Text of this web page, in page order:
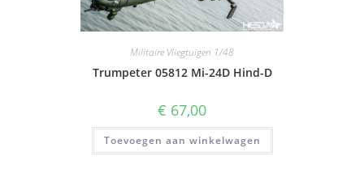
Militaire Vliegtuigen 1/48
Trumpeter 05812 Mi-24D Hind-D
€ 67,00
Toevoegen aan winkelwagen